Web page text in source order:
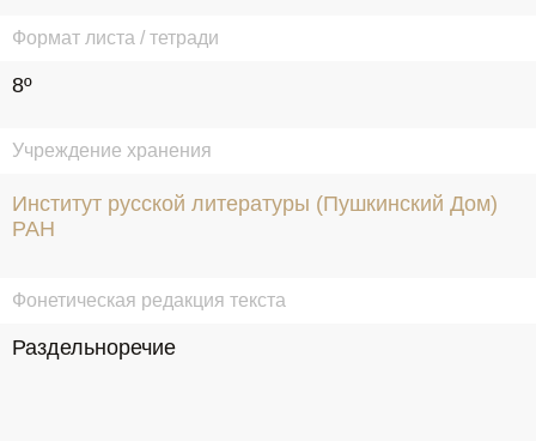
Формат листа / тетради
8º
Учреждение хранения
Институт русской литературы (Пушкинский Дом)
РАН
Фонетическая редакция текста
Раздельноречие